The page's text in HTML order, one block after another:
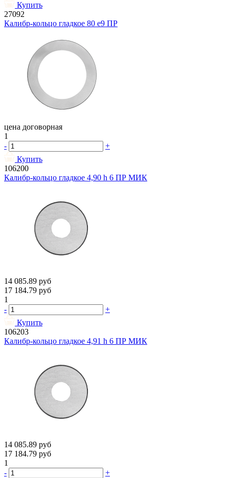
Купить
27092
Калибр-кольцо гладкое 80 e9 ПР
цена договорная
1
-
+
Купить
106200
Калибр-кольцо гладкое 4,90 h 6 ПР МИК
14 085.89 руб
17 184.79 руб
1
-
+
Купить
106203
Калибр-кольцо гладкое 4,91 h 6 ПР МИК
14 085.89 руб
17 184.79 руб
1
-
+